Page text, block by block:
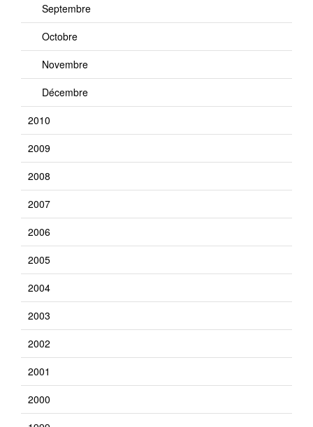
Septembre
Octobre
Novembre
Décembre
2010
2009
2008
2007
2006
2005
2004
2003
2002
2001
2000